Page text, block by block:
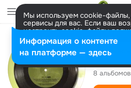
Мы используем cookie-файлы,
сервисы для вас. Если ваш
настроить cookie-файлы
представитель. Больше
Разрешить все Настроить
Zalo
8 альбомов
Информация о контенте
на платформе — здесь